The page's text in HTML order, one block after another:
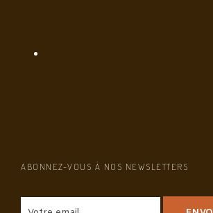
ABONNEZ-VOUS À NOS NEWSLETTERS